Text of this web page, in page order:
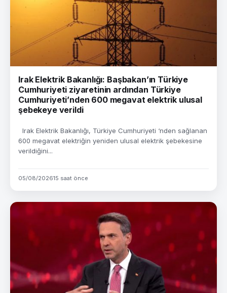
Irak Elektrik Bakanlığı: Başbakan’ın Türkiye
Cumhuriyeti ziyaretinin ardından Türkiye
Cumhuriyeti’nden 600 megavat elektrik ulusal
şebekeye verildi
Irak Elektrik Bakanlığı, Türkiye Cumhuriyeti ‘nden sağlanan
600 megavat elektriğin yeniden ulusal elektrik şebekesine
verildiğini...
05/08/202615 saat önce